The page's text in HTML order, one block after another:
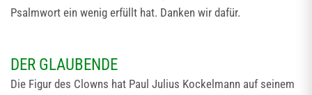
Psalmwort ein wenig erfüllt hat. Danken wir dafür.
DER GLAUBENDE
Die Figur des Clowns hat Paul Julius Kockelmann auf seinem